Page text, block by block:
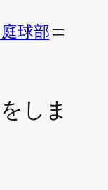
球部
しま